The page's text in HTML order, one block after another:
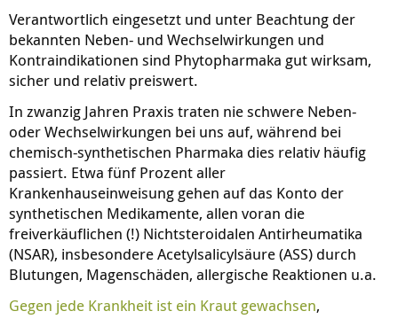
Verantwortlich eingesetzt und unter Beachtung der
bekannten Neben- und Wechselwirkungen und
Kontraindikationen sind Phytopharmaka gut wirksam,
sicher und relativ preiswert.
In zwanzig Jahren Praxis traten nie schwere Neben-
oder Wechselwirkungen bei uns auf, während bei
chemisch-synthetischen Pharmaka dies relativ häufig
passiert. Etwa fünf Prozent aller
Krankenhauseinweisung gehen auf das Konto der
synthetischen Medikamente, allen voran die
freiverkäuflichen (!) Nichtsteroidalen Antirheumatika
(NSAR), insbesondere Acetylsalicylsäure (ASS) durch
Blutungen, Magenschäden, allergische Reaktionen u.a.
Gegen jede Krankheit ist ein Kraut gewachsen,